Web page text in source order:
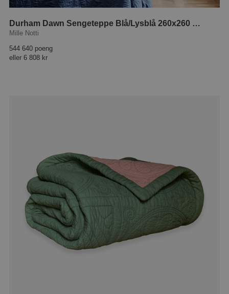
Durham Dawn Sengeteppe Blå/Lysblå 260x260 cm
Mille Notti
544 640 poeng
eller 6 808 kr